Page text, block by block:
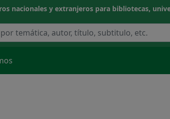
nacionales y extranjeros para bibliotecas,